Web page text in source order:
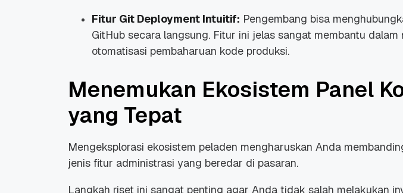
Fitur Git Deployment Intuitif: Pengembang bisa
GitHub secara langsung. Fitur ini jelas sangat membantu dalam
otomatisasi pembaharuan kode produksi.
Menemukan Ekosistem Panel
yang Tepat
Mengeksplorasi ekosistem peladen mengharuskan Anda
jenis fitur administrasi yang beredar di pasaran.
Langkah riset ini sangat penting agar Anda tidak salah melakukan